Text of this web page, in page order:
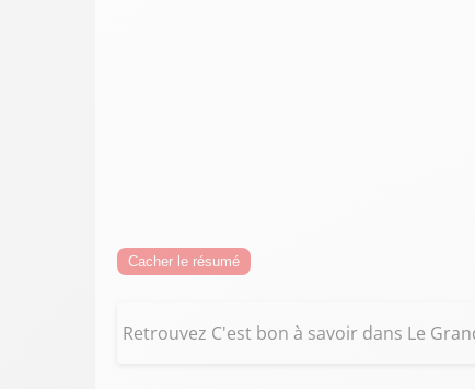
Cacher le résumé
Retrouvez C'est bon à savoir dans Le